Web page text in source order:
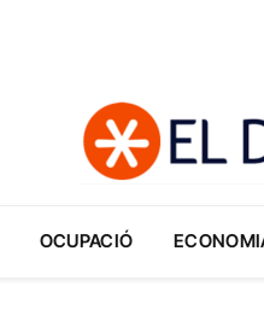
OCUPACIÓ